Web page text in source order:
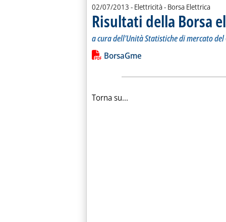
02/07/2013 - Elettricità - Borsa Elettrica
Risultati della Borsa
a cura dell'Unità Statistiche di mercato del
Leggi tutta la notizia: 'Risultati della
Lista allegati PDF alla notizia
BorsaGme
Torna su...